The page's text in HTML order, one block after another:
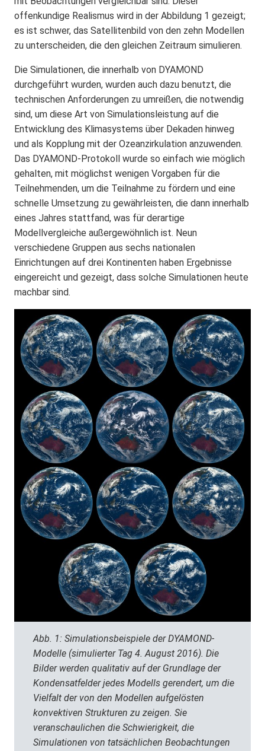
offenkundige Realismus wird in der Abbildung 1 gezeigt;
es ist schwer, das Satellitenbild von den zehn Modellen
zu unterscheiden, die den gleichen Zeitraum simulieren.
Die Simulationen, die innerhalb von DYAMOND
durchgeführt wurden, wurden auch dazu benutzt, die
technischen Anforderungen zu umreißen, die notwendig
sind, um diese Art von Simulationsleistung auf die
Entwicklung des Klimasystems über Dekaden hinweg
und als Kopplung mit der Ozeanzirkulation anzuwenden.
Das DYAMOND-Protokoll wurde so einfach wie möglich
gehalten, mit möglichst wenigen Vorgaben für die
Teilnehmenden, um die Teilnahme zu fördern und eine
schnelle Umsetzung zu gewährleisten, die dann innerhalb
eines Jahres stattfand, was für derartige
Modellvergleiche außergewöhnlich ist. Neun
verschiedene Gruppen aus sechs nationalen
Einrichtungen auf drei Kontinenten haben Ergebnisse
eingereicht und gezeigt, dass solche Simulationen heute
machbar sind.
Abb. 1: Simulationsbeispiele der DYAMOND-
Modelle (simulierter Tag 4. August 2016). Die
Bilder werden qualitativ auf der Grundlage der
Kondensatfelder jedes Modells gerendert, um die
Vielfalt der von den Modellen aufgelösten
konvektiven Strukturen zu zeigen. Sie
veranschaulichen die Schwierigkeit, die
Simulationen von tatsächlichen Beobachtungen